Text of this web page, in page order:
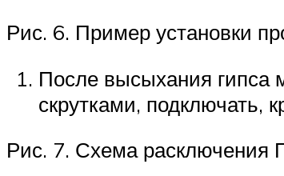
Рис. 6. Пример установки
После высыхания гипса
скрутками, подключать,
Рис. 7. Схема расключения